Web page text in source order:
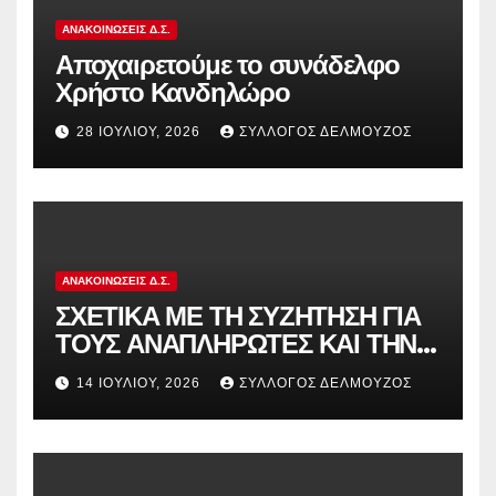
ΑΝΑΚΟΙΝΏΣΕΙΣ Δ.Σ.
Αποχαιρετούμε το συνάδελφο
Χρήστο Κανδηλώρο
28 ΙΟΥΛΊΟΥ, 2026 ΣΎΛΛΟΓΟΣ ΔΕΛΜΟΎΖΟΣ
ΑΝΑΚΟΙΝΏΣΕΙΣ Δ.Σ.
ΣΧΕΤΙΚΑ ΜΕ ΤΗ ΣΥΖΗΤΗΣΗ ΓΙΑ
ΤΟΥΣ ΑΝΑΠΛΗΡΩΤΕΣ ΚΑΙ ΤΗΝ
ΠΑΡΑΠΟΜΠΗ ΤΗΣ ΕΛΛΑΔΑΣ
ΣΤΟ ΕΥΡΩΠΑΪΚΟ ΔΙΚΑΣΤΗΡΙΟ
14 ΙΟΥΛΊΟΥ, 2026 ΣΎΛΛΟΓΟΣ ΔΕΛΜΟΎΖΟΣ